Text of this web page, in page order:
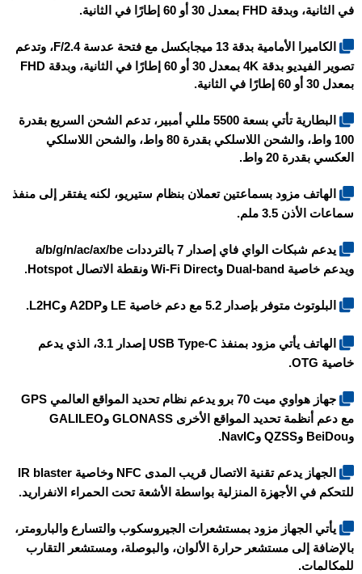
في الثانية، وبدقة FHD بمعدل 30 أو 60 إطارًا في الثانية.
الكاميرا الأمامية بدقة 13 ميجابكسل مع فتحة عدسة F/2.4، وتدعم
تصوير الفيديو بدقة 4K بمعدل 30 أو 60 إطارًا في الثانية، وبدقة FHD
بمعدل 30 أو 60 إطارًا في الثانية.
البطارية تأتي بسعة 5500 مللي أمبير، تدعم الشحن السريع بقدرة
100 واط، والشحن اللاسلكي بقدرة 80 واط، والشحن اللاسلكي
العكسي بقدرة 20 واط.
الهاتف مزود بسماعتين تعملان بنظام ستيريو، لكنه يفتقر إلى منفذ
سماعات الأذن 3.5 ملم.
يدعم شبكات الواي فاي إصدار 7 بالترددات a/b/g/n/ac/ax/be
ويدعم خاصية Dual-band وWi-Fi Direct ونقطة الاتصال Hotspot.
البلوتوث متوفر بإصدار 5.2 مع دعم خاصية LE وA2DP وL2HC.
الهاتف يأتي مزود بمنفذ USB Type-C إصدار 3.1، الذي يدعم
خاصية OTG.
جهاز هواوي ميت 70 برو يدعم نظام تحديد المواقع العالمي GPS
مع دعم أنظمة تحديد المواقع الأخرى GLONASS وGALILEO
وBeiDou وQZSS وNavIC.
الجهاز يدعم تقنية الاتصال قريب المدى NFC وخاصية IR blaster
للتحكم في الأجهزة المنزلية بواسطة الأشعة تحت الحمراء الانفراريد.
يأتي الجهاز مزود بمستشعرات الجيروسكوب والتسارع والبارومتر،
بالإضافة إلى مستشعر حرارة الألوان، والبوصلة، ومستشعر التقارب
للمكالمات.